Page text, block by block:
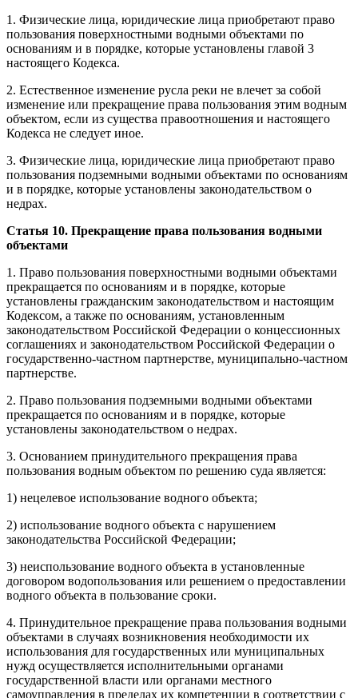
1. Физические лица, юридические лица приобретают право
пользования поверхностными водными объектами по
основаниям и в порядке, которые установлены главой 3
настоящего Кодекса.
2. Естественное изменение русла реки не влечет за собой
изменение или прекращение права пользования этим водным
объектом, если из существа правоотношения и настоящего
Кодекса не следует иное.
3. Физические лица, юридические лица приобретают право
пользования подземными водными объектами по основаниям
и в порядке, которые установлены законодательством о
недрах.
Статья 10. Прекращение права пользования водными
объектами
1. Право пользования поверхностными водными объектами
прекращается по основаниям и в порядке, которые
установлены гражданским законодательством и настоящим
Кодексом, а также по основаниям, установленным
законодательством Российской Федерации о концессионных
соглашениях и законодательством Российской Федерации о
государственно-частном партнерстве, муниципально-частном
партнерстве.
2. Право пользования подземными водными объектами
прекращается по основаниям и в порядке, которые
установлены законодательством о недрах.
3. Основанием принудительного прекращения права
пользования водным объектом по решению суда является:
1) нецелевое использование водного объекта;
2) использование водного объекта с нарушением
законодательства Российской Федерации;
3) неиспользование водного объекта в установленные
договором водопользования или решением о предоставлении
водного объекта в пользование сроки.
4. Принудительное прекращение права пользования водными
объектами в случаях возникновения необходимости их
использования для государственных или муниципальных
нужд осуществляется исполнительными органами
государственной власти или органами местного
самоуправления в пределах их компетенции в соответствии с